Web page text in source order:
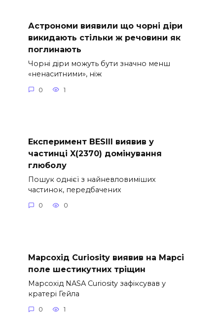
Астрономи виявили що чорні діри
викидають стільки ж речовини як
поглинають
Чорні діри можуть бути значно менш
«ненаситними», ніж
0 1
Експеримент BESIII виявив у
частинці X(2370) домінування
глюболу
Пошук однієї з найневловиміших
частинок, передбачених
0 0
Марсохід Curiosity виявив на Марсі
поле шестикутних тріщин
Марсохід NASA Curiosity зафіксував у
кратері Гейла
0 1